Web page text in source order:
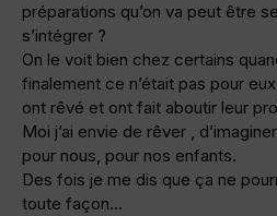
préparations qu’on va peut être
s’intégrer ?
On le voit bien chez certains
finalement ce n’était pas pour
ont rêvé et ont fait aboutir leur
Moi j’ai envie de rêver ,
pour nous, pour nos enfants.
Des fois je me dis que ça ne
toute façon…